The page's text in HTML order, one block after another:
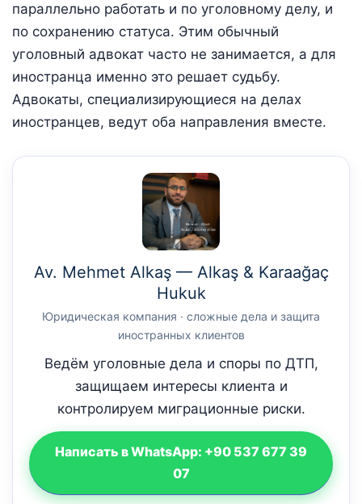
параллельно работать и по уголовному делу, и
по сохранению статуса. Этим обычный
уголовный адвокат часто не занимается, а для
иностранца именно это решает судьбу.
Адвокаты, специализирующиеся на делах
иностранцев, ведут оба направления вместе.
Av. Mehmet Alkaş — Alkaş & Karaağaç
Hukuk
Юридическая компания · сложные дела и защита
иностранных клиентов
Ведём уголовные дела и споры по ДТП,
защищаем интересы клиента и
контролируем миграционные риски.
Написать в WhatsApp: +90 537 677 39
07